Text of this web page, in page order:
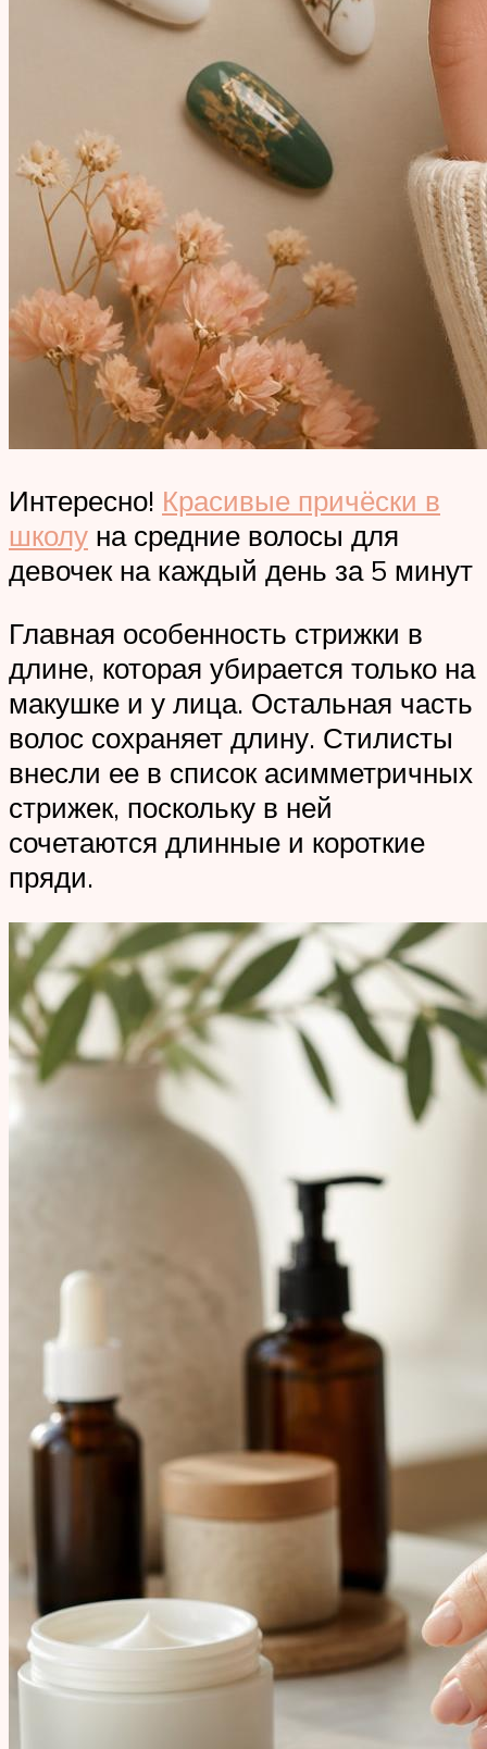
Интересно! Красивые причёски в
школу на средние волосы для
девочек на каждый день за 5 минут
Главная особенность стрижки в
длине, которая убирается только на
макушке и у лица. Остальная часть
волос сохраняет длину. Стилисты
внесли ее в список асимметричных
стрижек, поскольку в ней
сочетаются длинные и короткие
пряди.